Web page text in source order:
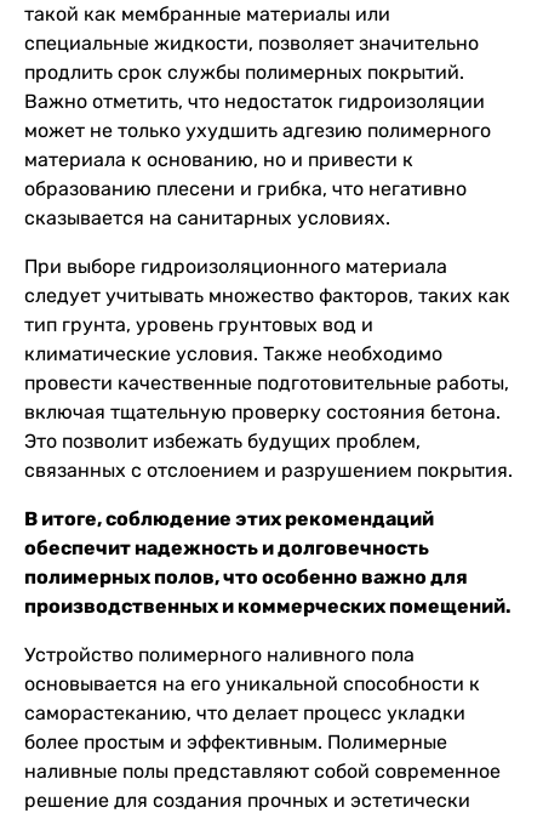
такой как мембранные материалы или
специальные жидкости, позволяет значительно
продлить срок службы полимерных покрытий.
Важно отметить, что недостаток гидроизоляции
может не только ухудшить адгезию полимерного
материала к основанию, но и привести к
образованию плесени и грибка, что негативно
сказывается на санитарных условиях.
При выборе гидроизоляционного материала
следует учитывать множество факторов, таких как
тип грунта, уровень грунтовых вод и
климатические условия. Также необходимо
провести качественные подготовительные работы,
включая тщательную проверку состояния бетона.
Это позволит избежать будущих проблем,
связанных с отслоением и разрушением покрытия.
В итоге, соблюдение этих рекомендаций
обеспечит надежность и долговечность
полимерных полов, что особенно важно для
производственных и коммерческих помещений.
Устройство полимерного наливного пола
основывается на его уникальной способности к
саморастеканию, что делает процесс укладки
более простым и эффективным. Полимерные
наливные полы представляют собой современное
решение для создания прочных и эстетически